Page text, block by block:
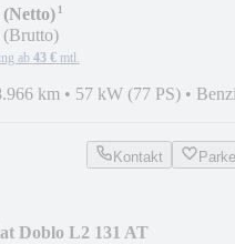
(Netto)¹
(Brutto)
ab 43 € mtl.
km • 57 kW (77 PS) •
Kontakt
Doblo L2 131 AT